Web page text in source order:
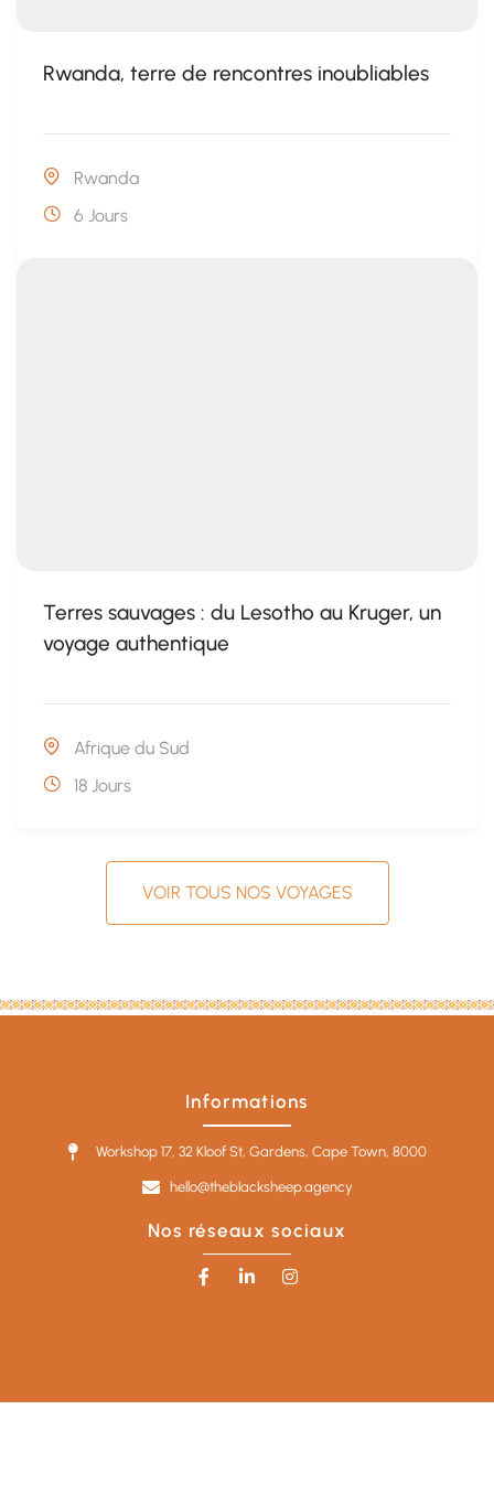
Rwanda, terre de rencontres inoubliables
Rwanda
6 Jours
Terres sauvages : du Lesotho au Kruger, un
voyage authentique
Afrique du Sud
18 Jours
VOIR TOUS NOS VOYAGES
Informations
Workshop 17, 32 Kloof St, Gardens, Cape Town, 8000
hello@theblacksheep.agency
Nos réseaux sociaux